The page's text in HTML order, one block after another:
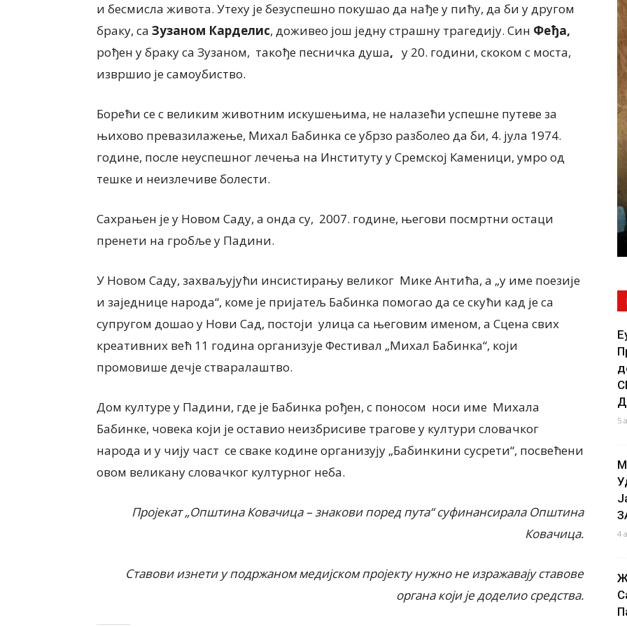
и бесмисла живота. Утеху је безуспешно покушао да нађе у пићу, да би у другом
браку, са Зузаном Карделис, доживео још једну страшну трагедију. Син Феђа,
рођен у браку са Зузаном, такође песничка душа, у 20. години, скоком с моста,
извршио је самоубиство.
Борећи се с великим животним искушењима, не налазећи успешне путеве за
њихово превазилажење, Михал Бабинка се убрзо разболео да би, 4. јула 1974.
године, после неуспешног лечења на Институту у Сремској Каменици, умро од
тешке и неизлечиве болести.
Сахрањен је у Новом Саду, а онда су, 2007. године, његови посмртни остаци
пренети на гробље у Падини.
У Новом Саду, захваљујући инсистирању великог Мике Антића, а „у име поезије
и заједнице народа“, коме је пријатељ Бабинка помогао да се скући кад је са
супругом дошао у Нови Сад, постоји улица са његовим именом, а Сцена свих
креативних већ 11 година организује Фестивал „Михал Бабинка“, који
промовише дечје стваралаштво.
Дом културе у Падини, где је Бабинка рођен, с поносом носи име Михала
Бабинке, човека који је оставио неизбрисиве трагове у култури словачког
народа и у чију част се сваке кодине организују „Бабинкини сусрети“, посвећени
овом великану словачког културног неба.
Пројекат „Општина Ковачица – знакови поред пута“ суфинансирала Општина
Ковачица.
Ставови изнети у подржаном медијском пројекту нужно не изражавају ставове
органа који је доделио средства.
Еуђенија Михајлов, директорка
детињство“ Пландиште СВЕ ЗА
ДЕТЕТА
5 августа, 2026
СМЕЈУ ЗАБОРАВИТИ
сезона програма „NIS
5
4